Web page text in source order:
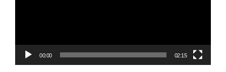
00:00 02:15